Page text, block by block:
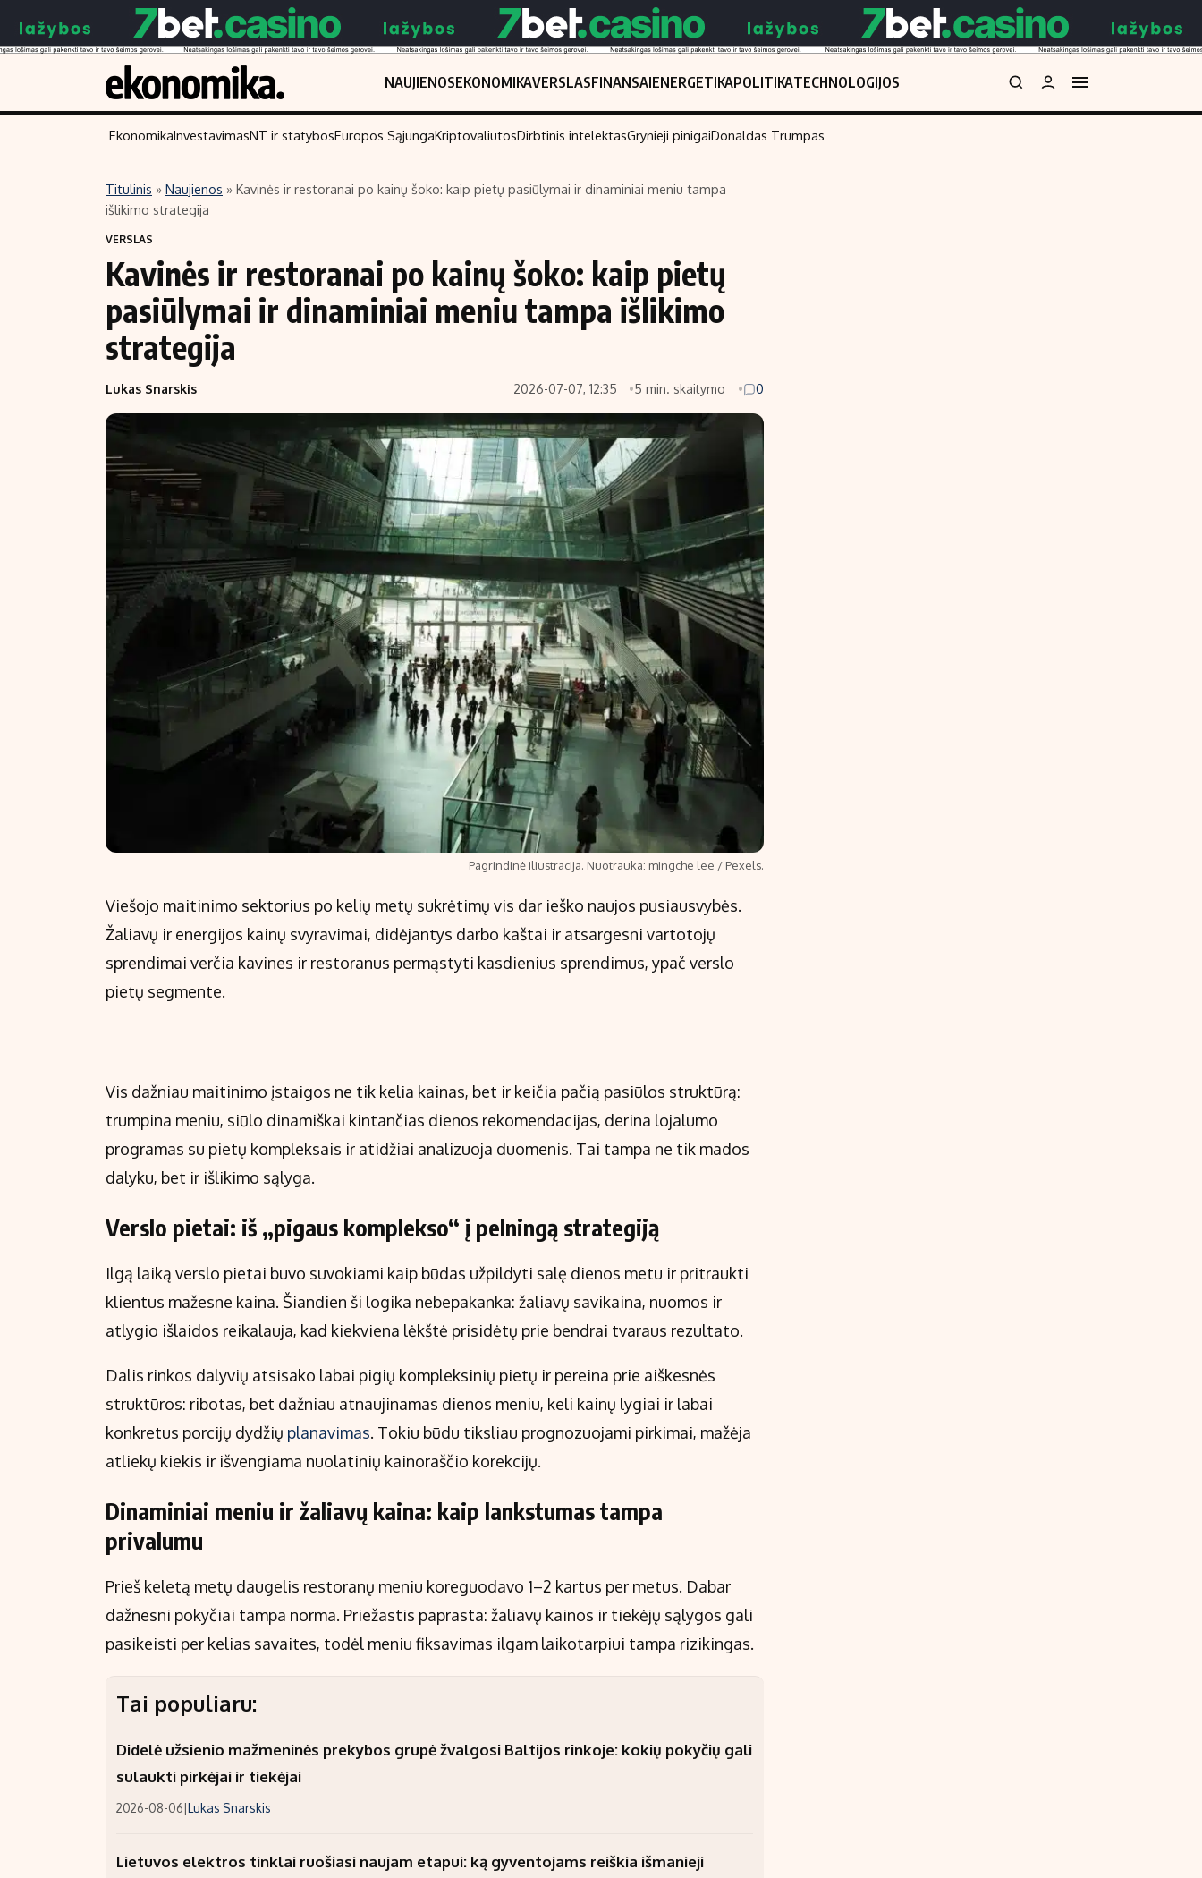
NAUJIENOSEKONOMIKAVERSLASFINANSAIENERGETIKAPOLITIKATECHNOLOGIJOS
Turinys
Naujienos
Aplinka
Verslas
Energetika
Ekonomika
Politika
NT ir statybos
Įmonės
Žemės ūkis
Akcijų rinka
Saulės elektrinės
Kriptovaliutos
Migracija
Indėliai
Indėlių skaičiuoklė
EkonomikaInvestavimasNT ir statybosEuropos SąjungaKriptovaliutosDirbtinis intelektasGrynieji pinigaiDonaldas Trumpas
Titulinis » Naujienos » Kavinės ir restoranai po kainų šoko: kaip pietų pasiūlymai ir dinaminiai meniu tampa
išlikimo strategija
VERSLAS
Kavinės ir restoranai po kainų šoko: kaip pietų
pasiūlymai ir dinaminiai meniu tampa išlikimo
strategija
Lukas Snarskis 2026-07-07, 12:35 5 min. skaitymo 0
Pagrindinė iliustracija. Nuotrauka: mingche lee / Pexels.
Viešojo maitinimo sektorius po kelių metų sukrėtimų vis dar ieško naujos pusiausvybės.
Žaliavų ir energijos kainų svyravimai, didėjantys darbo kaštai ir atsargesni vartotojų
sprendimai verčia kavines ir restoranus permąstyti kasdienius sprendimus, ypač verslo
pietų segmente.
Vis dažniau maitinimo įstaigos ne tik kelia kainas, bet ir keičia pačią pasiūlos struktūrą:
trumpina meniu, siūlo dinamiškai kintančias dienos rekomendacijas, derina lojalumo
programas su pietų kompleksais ir atidžiai analizuoja duomenis. Tai tampa ne tik mados
dalyku, bet ir išlikimo sąlyga.
Verslo pietai: iš „pigaus komplekso“ į pelningą strategiją
Ilgą laiką verslo pietai buvo suvokiami kaip būdas užpildyti salę dienos metu ir pritraukti
klientus mažesne kaina. Šiandien ši logika nebepakanka: žaliavų savikaina, nuomos ir
atlygio išlaidos reikalauja, kad kiekviena lėkštė prisidėtų prie bendrai tvaraus rezultato.
Dalis rinkos dalyvių atsisako labai pigių kompleksinių pietų ir pereina prie aiškesnės
struktūros: ribotas, bet dažniau atnaujinamas dienos meniu, keli kainų lygiai ir labai
konkretus porcijų dydžių planavimas. Tokiu būdu tiksliau prognozuojami pirkimai, mažėja
atliekų kiekis ir išvengiama nuolatinių kainoraščio korekcijų.
Dinaminiai meniu ir žaliavų kaina: kaip lankstumas tampa
privalumu
Prieš keletą metų daugelis restoranų meniu koreguodavo 1–2 kartus per metus. Dabar
dažnesni pokyčiai tampa norma. Priežastis paprasta: žaliavų kainos ir tiekėjų sąlygos gali
pasikeisti per kelias savaites, todėl meniu fiksavimas ilgam laikotarpiui tampa rizikingas.
Tai populiaru:
Didelė užsienio mažmeninės prekybos grupė žvalgosi Baltijos rinkoje: kokių pokyčių gali
sulaukti pirkėjai ir tiekėjai
2026-08-06|Lukas Snarskis
Lietuvos elektros tinklai ruošiasi naujam etapui: ką gyventojams reiškia išmanieji